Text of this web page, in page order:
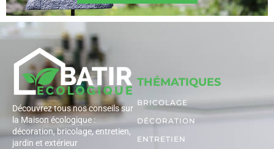
Découvrez tous nos conseils sur
la Maison écologique :
décoration, bricolage, entretien,
jardin et extérieur
THÉMATIQUES
BRICOLAGE
DÉCORATION
ENTRETIEN